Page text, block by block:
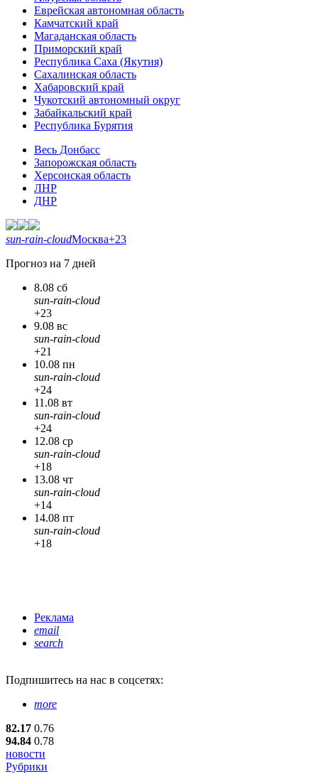
Еврейская автономная область
Камчатский край
Магаданская область
Приморский край
Республика Саха (Якутия)
Сахалинская область
Хабаровский край
Чукотский автономный округ
Забайкальский край
Республика Бурятия
Весь Донбасс
Запорожская область
Херсонская область
ЛНР
ДНР
sun-rain-cloudМосква+23
Прогноз на 7 дней
8.08 сб
sun-rain-cloud
+23
9.08 вс
sun-rain-cloud
+21
10.08 пн
sun-rain-cloud
+24
11.08 вт
sun-rain-cloud
+24
12.08 ср
sun-rain-cloud
+18
13.08 чт
sun-rain-cloud
+14
14.08 пт
sun-rain-cloud
+18
Реклама
email
search
Подпишитесь на нас в соцсетях:
more
82.17 0.76
94.84 0.78
новости
Рубрики